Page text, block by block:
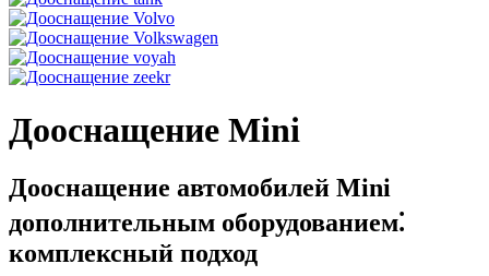
Дооснащение Mini
Дооснащение автомобилей Mini
дополнительным оборудованием⁚
комплексный подход